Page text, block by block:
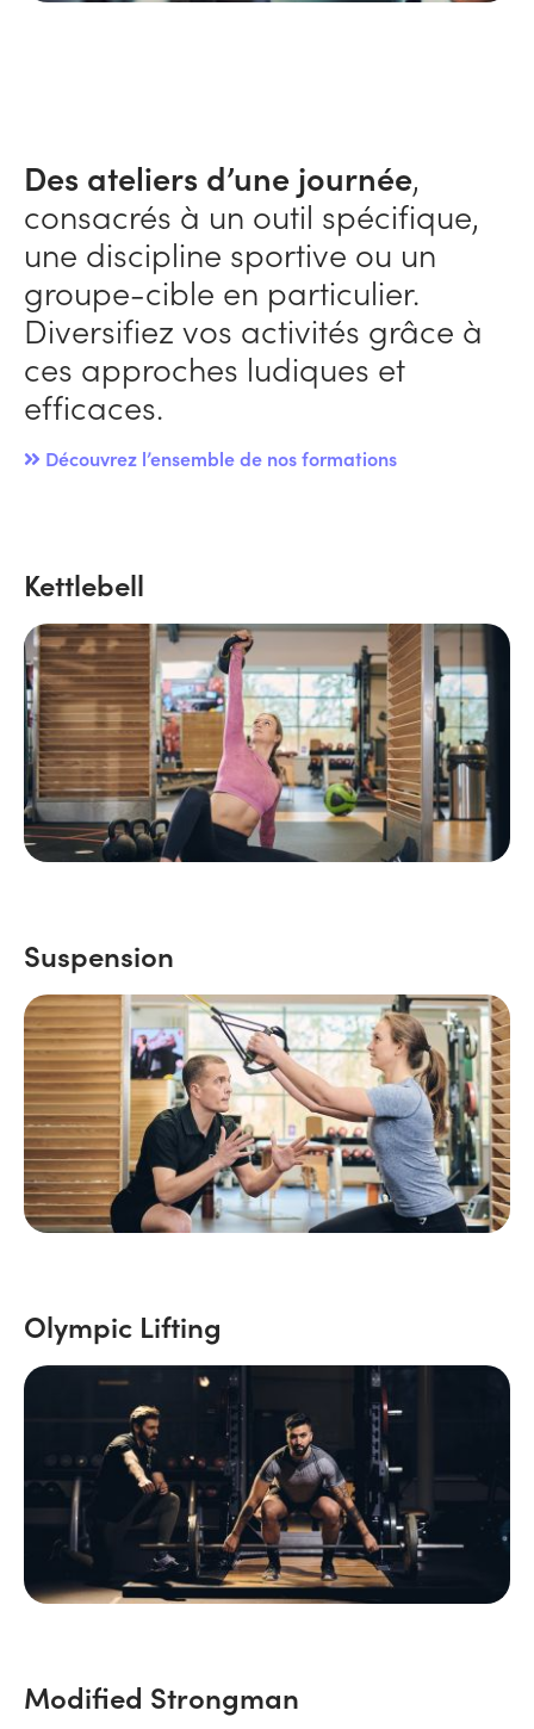
Des ateliers d’une journée,
consacrés à un outil spécifique,
une discipline sportive ou un
groupe-cible en particulier.
Diversifiez vos activités grâce à
ces approches ludiques et
efficaces.
Découvrez l’ensemble de nos formations
Kettlebell
Suspension
Olympic Lifting
Modified Strongman